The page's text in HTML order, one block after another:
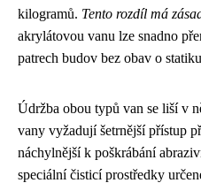
kilogramů. Tento rozdíl má
akrylátovou vanu lze snadno
patrech budov bez obav o
Údržba obou typů van se liší v
vany vyžadují šetrnější přístup
náchylnější k poškrábání
speciální čisticí prostředky